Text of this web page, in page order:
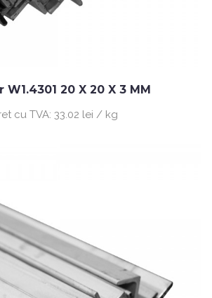
W1.4301 20 X 20 X 3 MM
cu TVA: 33.02 lei / kg